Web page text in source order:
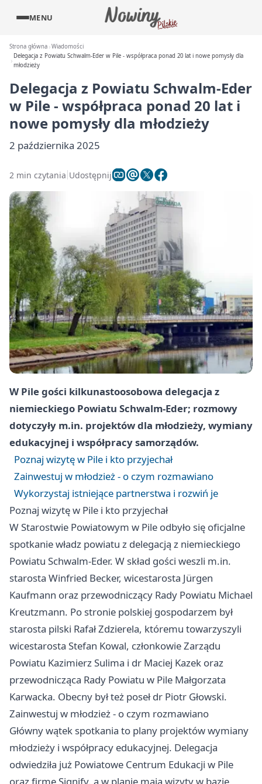
MENU
Strona główna Wiadomości
Delegacja z Powiatu Schwalm-Eder w Pile - współpraca ponad 20 lat i nowe pomysły dla
młodzieży
Delegacja z Powiatu Schwalm-Eder
w Pile - współpraca ponad 20 lat i
nowe pomysły dla młodzieży
2 października 2025
2 min czytania Udostępnij
W Pile gości kilkunastoosobowa delegacja z
niemieckiego Powiatu Schwalm-Eder; rozmowy
dotyczyły m.in. projektów dla młodzieży, wymiany
edukacyjnej i współpracy samorządów.
Poznaj wizytę w Pile i kto przyjechał
Zainwestuj w młodzież - o czym rozmawiano
Wykorzystaj istniejące partnerstwa i rozwiń je
Poznaj wizytę w Pile i kto przyjechał
W Starostwie Powiatowym w Pile odbyło się oficjalne
spotkanie władz powiatu z delegacją z niemieckiego
Powiatu Schwalm-Eder. W skład gości weszli m.in.
starosta Winfried Becker, wicestarosta Jürgen
Kaufmann oraz przewodniczący Rady Powiatu Michael
Kreutzmann. Po stronie polskiej gospodarzem był
starosta pilski Rafał Zdzierela, któremu towarzyszyli
wicestarosta Stefan Kowal, członkowie Zarządu
Powiatu Kazimierz Sulima i dr Maciej Kazek oraz
przewodnicząca Rady Powiatu w Pile Małgorzata
Karwacka. Obecny był też poseł dr Piotr Głowski.
Zainwestuj w młodzież - o czym rozmawiano
Główny wątek spotkania to plany projektów wymiany
młodzieży i współpracy edukacyjnej. Delegacja
odwiedziła już Powiatowe Centrum Edukacji w Pile